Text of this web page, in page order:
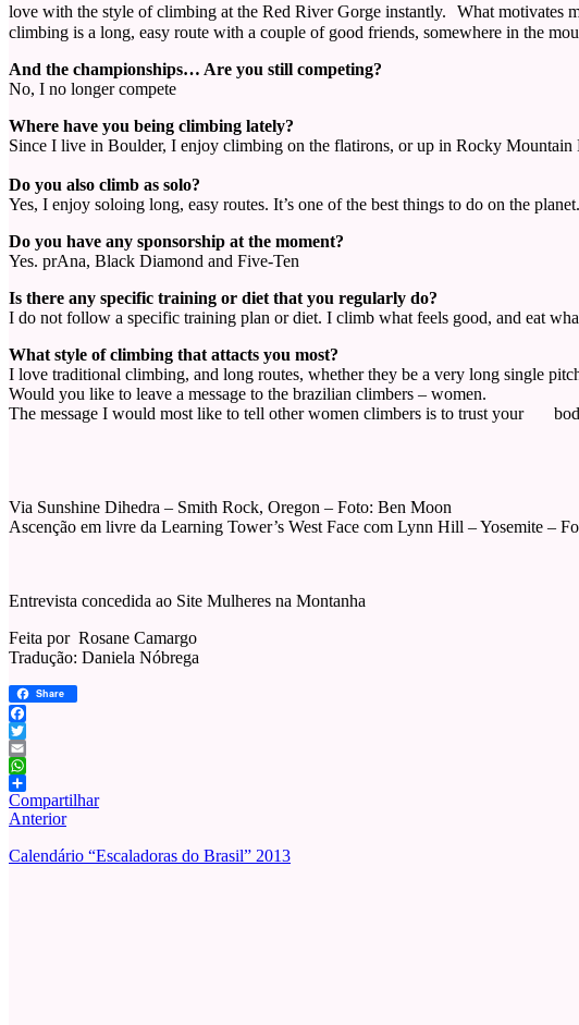
love with the style of climbing at the Red River Gorge instantly. What motivates
climbing is a long, easy route with a couple of good friends, somewhere in the
And the championships… Are you still competing?
No, I no longer compete
Where have you being climbing lately?
Since I live in Boulder, I enjoy climbing on the flatirons, or up in Rocky Mountain
Do you also climb as solo?
Yes, I enjoy soloing long, easy routes. It’s one of the best things to do on the planet.
Do you have any sponsorship at the moment?
Yes. prAna, Black Diamond and Five-Ten
Is there any specific training or diet that you regularly do?
I do not follow a specific training plan or diet. I climb what feels good, and eat
What style of climbing that attacts you most?
I love traditional climbing, and long routes, whether they be a very long single
Would you like to leave a message to the brazilian climbers – women.
The message I would most like to tell other women climbers is to trust your
Via Sunshine Dihedra – Smith Rock, Oregon – Foto: Ben Moon
Ascenção em livre da Learning Tower’s West Face com Lynn Hill – Yosemite –
Entrevista concedida ao Site Mulheres na Montanha
Feita por Rosane Camargo
Tradução: Daniela Nóbrega
Share
Facebook
Twitter
Email
WhatsApp
Compartilhar
Anterior
Calendário “Escaladoras do Brasil” 2013